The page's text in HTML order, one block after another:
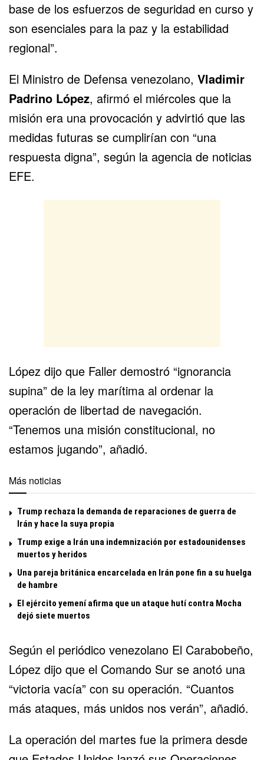
base de los esfuerzos de seguridad en curso y
son esenciales para la paz y la estabilidad
regional”.
El Ministro de Defensa venezolano, Vladimir
Padrino López, afirmó el miércoles que la
misión era una provocación y advirtió que las
medidas futuras se cumplirían con “una
respuesta digna”, según la agencia de noticias
EFE.
López dijo que Faller demostró “ignorancia
supina” de la ley marítima al ordenar la
operación de libertad de navegación.
“Tenemos una misión constitucional, no
estamos jugando”, añadió.
Más noticias
Trump rechaza la demanda de reparaciones de guerra de
Irán y hace la suya propia
Trump exige a Irán una indemnización por estadounidenses
muertos y heridos
Una pareja británica encarcelada en Irán pone fin a su huelga
de hambre
El ejército yemení afirma que un ataque hutí contra Mocha
dejó siete muertos
Según el periódico venezolano El Carabobeño,
López dijo que el Comando Sur se anotó una
“victoria vacía” con su operación. “Cuantos
más ataques, más unidos nos verán”, añadió.
La operación del martes fue la primera desde